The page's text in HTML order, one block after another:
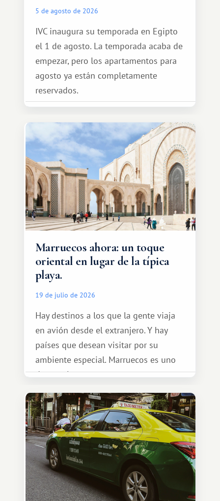
5 de agosto de 2026
IVC inaugura su temporada en Egipto
el 1 de agosto. La temporada acaba de
empezar, pero los apartamentos para
agosto ya están completamente
reservados.
Marruecos ahora: un toque
oriental en lugar de la típica
playa.
19 de julio de 2026
Hay destinos a los que la gente viaja
en avión desde el extranjero. Y hay
países que desean visitar por su
ambiente especial. Marruecos es uno
de esos lugares.